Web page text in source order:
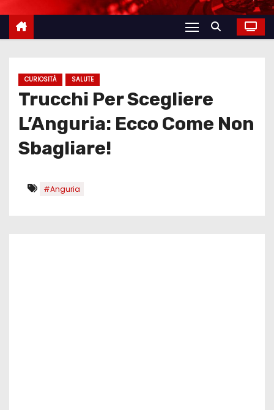
CURIOSITÀ SALUTE
Trucchi Per Scegliere
L’Anguria: Ecco Come Non
Sbagliare!
#Anguria